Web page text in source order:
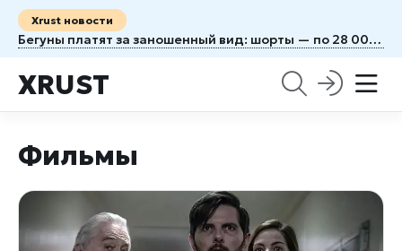
Xrust новости
Бегуны платят за заношенный вид: шорты — по 28 000, футболки — по 11 000₽
XRUST
Фильмы